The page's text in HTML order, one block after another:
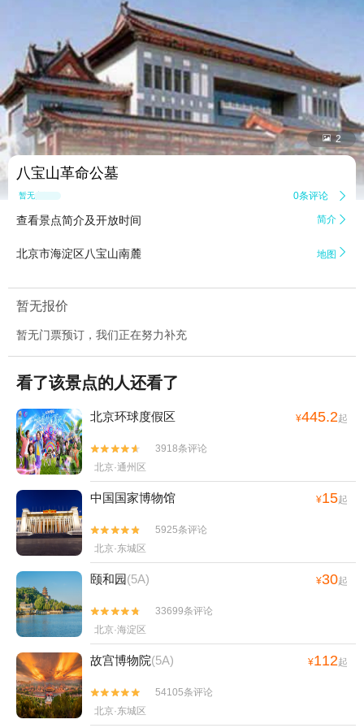
 2
八宝山革命公墓
暂无点评 0条评论 
查看景点简介及开放时间 简介 
北京市海淀区八宝山南麓 地图 
暂无报价
暂无门票预订，我们正在努力补充
看了该景点的人还看了
北京环球度假区 ¥445.2起


3918条评论
北京·通州区
中国国家博物馆 ¥15起


5925条评论
北京·东城区
颐和园(5A) ¥30起


33699条评论
北京·海淀区
故宫博物院(5A) ¥112起


54105条评论
北京·东城区